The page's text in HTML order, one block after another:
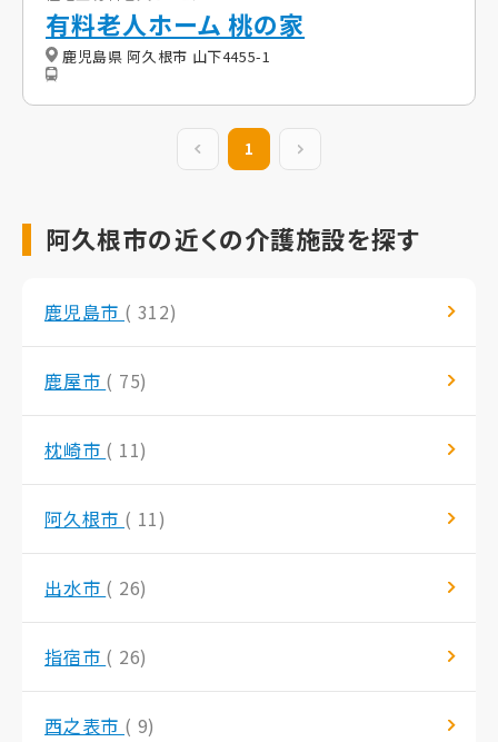
有料老人ホーム 桃の家
鹿児島県 阿久根市 山下4455-1
前の20件
1
阿久根市の近くの介護施設を探す
鹿児島市 ( 312)
鹿屋市 ( 75)
枕崎市 ( 11)
阿久根市 ( 11)
出水市 ( 26)
指宿市 ( 26)
西之表市 ( 9)